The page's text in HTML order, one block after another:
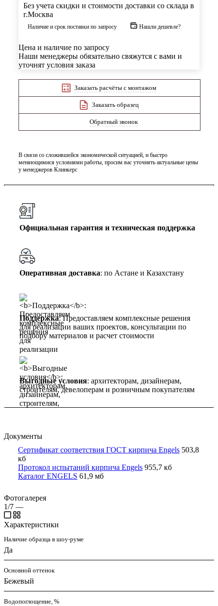
Без учета скидки и стоимости доставки со склада в
г.Москва
Наличие и срок поставки по запросу Нашли дешевле?
Цена и наличие по запросу
Наши менеджеры обязательно свяжутся с вами и
уточнят условия заказа
Заказать расчёты с монтажом
Заказать образец
Обратный звонок
В связи со сложившейся экономической ситуацией, и быстро
меняющимися условиями работы, просим вас уточнять актуальные цены
у менеджеров Клинкерс
Официальная гарантия и техническая поддержка
Оперативная доставка: по Астане и Казахстану
Поддержка: Предоставляем комплексные решения
для реализации ваших проектов, консультации по
подбору материалов и расчет стоимости
Выгодные условия: архитекторам, дизайнерам,
строителям, девелоперам и розничным покупателям
Документы
Сертификат соответствия ГОСТ кирпича Engels 503,8
кб
Протокол испытаний кирпича Engels 955,7 кб
Каталог ENGELS 61,9 мб
Фотогалерея
1/7 —
Характеристики
Наличие образца в шоу-руме
Да
Основной оттенок
Бежевый
Водопоглощение, %